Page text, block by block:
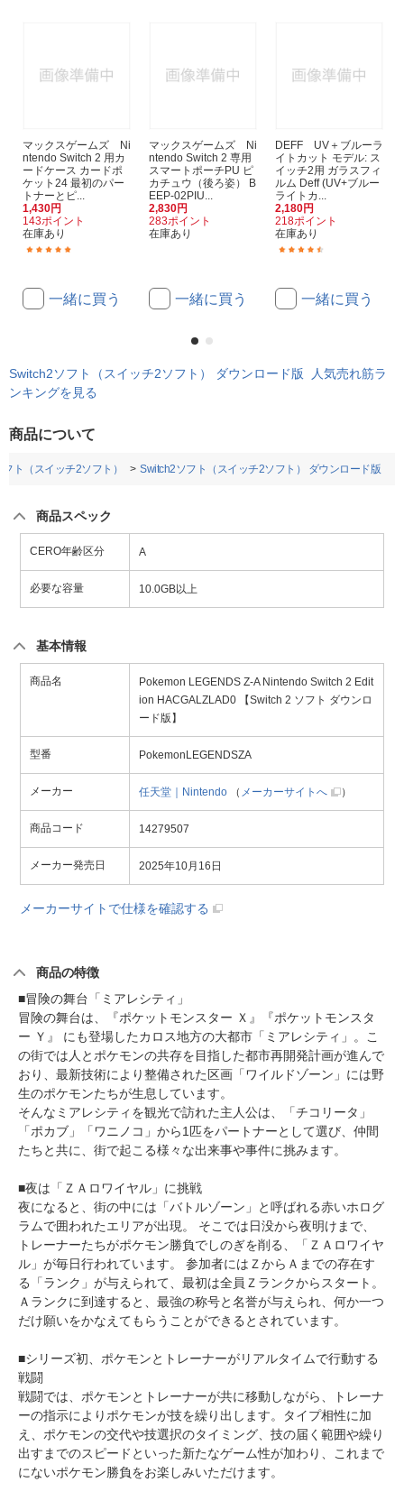
マックスゲームズ Ni
ntendo Switch 2 用カ
ードケース カードポ
ケット24 最初のパー
トナーとピ...
1,430円
143ポイント
在庫あり
一緒に買う
マックスゲームズ Ni
ntendo Switch 2 専用
スマートポーチPU ピ
カチュウ（後ろ姿） B
EEP-02PIU...
2,830円
283ポイント
在庫あり
一緒に買う
DEFF UV＋ブルーラ
イトカット モデル: ス
イッチ2用 ガラスフィ
ルム Deff (UV+ブルー
ライトカ...
2,180円
218ポイント
在庫あり
一緒に買う
Switch2ソフト（スイッチ2ソフト） ダウンロード版 人気売れ筋ラ
ンキングを見る
商品について
ト（スイッチ2ソフト） Switch2ソフト（スイッチ2ソフト） ダウンロード版
商品スペック
CERO年齢区分 A
必要な容量 10.0GB以上
基本情報
商品名
Pokemon LEGENDS Z-A Nintendo Switch 2 Edit
ion HACGALZLAD0 【Switch 2 ソフト ダウンロ
ード版】
型番 PokemonLEGENDSZA
メーカー 任天堂｜Nintendo （ メーカーサイトへ ）
商品コード 14279507
メーカー発売日 2025年10月16日
メーカーサイトで仕様を確認する
商品の特徴
■冒険の舞台「ミアレシティ」
冒険の舞台は、『ポケットモンスター Ｘ』『ポケットモンスタ
ー Ｙ』 にも登場したカロス地方の大都市「ミアレシティ」。こ
の街では人とポケモンの共存を目指した都市再開発計画が進んで
おり、最新技術により整備された区画「ワイルドゾーン」には野
生のポケモンたちが生息しています。
そんなミアレシティを観光で訪れた主人公は、「チコリータ」
「ポカブ」「ワニノコ」から1匹をパートナーとして選び、仲間
たちと共に、街で起こる様々な出来事や事件に挑みます。
■夜は「ＺＡロワイヤル」に挑戦
夜になると、街の中には「バトルゾーン」と呼ばれる赤いホログ
ラムで囲われたエリアが出現。 そこでは日没から夜明けまで、
トレーナーたちがポケモン勝負でしのぎを削る、「ＺＡロワイヤ
ル」が毎日行われています。 参加者にはＺからＡまでの存在す
る「ランク」が与えられて、最初は全員Ｚランクからスタート。
Ａランクに到達すると、最強の称号と名誉が与えられ、何か一つ
だけ願いをかなえてもらうことができるとされています。
■シリーズ初、ポケモンとトレーナーがリアルタイムで行動する
戦闘
戦闘では、ポケモンとトレーナーが共に移動しながら、トレーナ
ーの指示によりポケモンが技を繰り出します。タイプ相性に加
え、ポケモンの交代や技選択のタイミング、技の届く範囲や繰り
出すまでのスピードといった新たなゲーム性が加わり、これまで
にないポケモン勝負をお楽しみいただけます。